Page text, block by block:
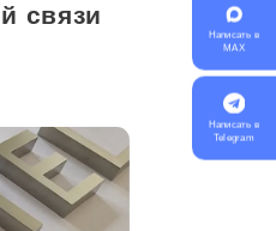
связи
Написать в
MAX
Написать в
Telegram